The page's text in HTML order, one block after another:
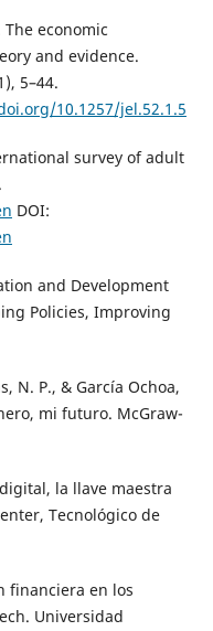
economic
and evidence.
5–44.
10.1257/jel.52.1.5
survey of adult
DOI:
and Development
Policies, Improving
N. P., & García Ochoa,
mi futuro. McGraw-
la llave maestra
Tecnológico de
financiera en los
Universidad